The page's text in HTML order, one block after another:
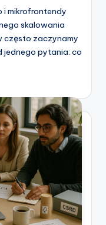
i mikrofrontendy
skalowania
często zaczynamy
jednego pytania: co